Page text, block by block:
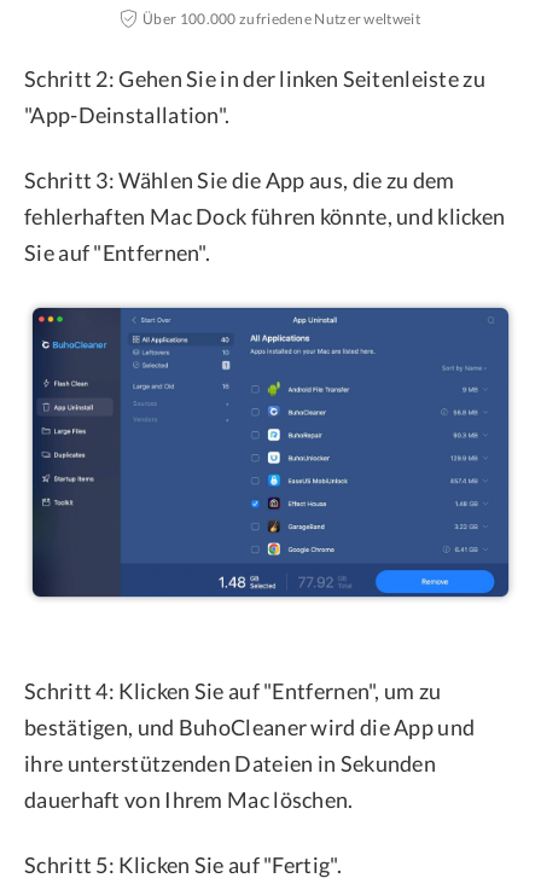
Über 100.000 zufriedene Nutzer weltweit
Schritt 2: Gehen Sie in der linken Seitenleiste zu
"App-Deinstallation".
Schritt 3: Wählen Sie die App aus, die zu dem
fehlerhaften Mac Dock führen könnte, und klicken
Sie auf "Entfernen".
Schritt 4: Klicken Sie auf "Entfernen", um zu
bestätigen, und BuhoCleaner wird die App und
ihre unterstützenden Dateien in Sekunden
dauerhaft von Ihrem Mac löschen.
Schritt 5: Klicken Sie auf "Fertig".